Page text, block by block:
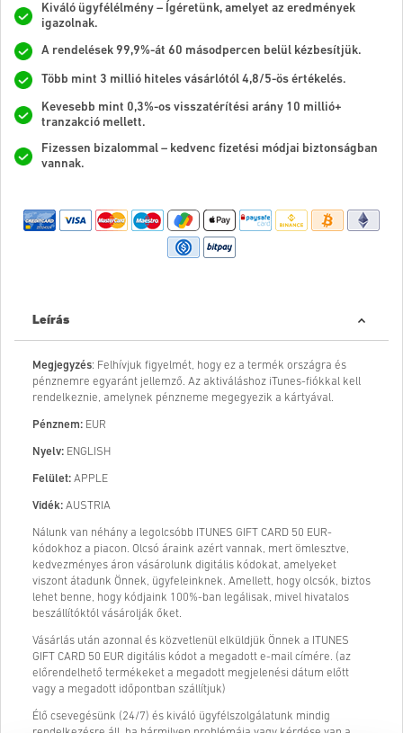
Kiváló ügyfélélmény – Ígéretünk, amelyet az eredmények
igazolnak.
A rendelések 99,9%-át 60 másodpercen belül kézbesítjük.
Több mint 3 millió hiteles vásárlótól 4,8/5-ös értékelés.
Kevesebb mint 0,3%-os visszatérítési arány 10 millió+
tranzakció mellett.
Fizessen bizalommal – kedvenc fizetési módjai biztonságban
vannak.
Leírás
Megjegyzés: Felhívjuk figyelmét, hogy ez a termék országra és
pénznemre egyaránt jellemző. Az aktiváláshoz iTunes-fiókkal kell
rendelkeznie, amelynek pénzneme megegyezik a kártyával.
Pénznem: EUR
Nyelv: ENGLISH
Felület: APPLE
Vidék: AUSTRIA
Nálunk van néhány a legolcsóbb ITUNES GIFT CARD 50 EUR-
kódokhoz a piacon. Olcsó áraink azért vannak, mert ömlesztve,
kedvezményes áron vásárolunk digitális kódokat, amelyeket
viszont átadunk Önnek, ügyfeleinknek. Amellett, hogy olcsók, biztos
lehet benne, hogy kódjaink 100%-ban legálisak, mivel hivatalos
beszállítóktól vásárolják őket.
Vásárlás után azonnal és közvetlenül elküldjük Önnek a ITUNES
GIFT CARD 50 EUR digitális kódot a megadott e-mail címére. (az
előrendelhető termékeket a megadott megjelenési dátum előtt
vagy a megadott időpontban szállítjuk)
Élő csevegésünk (24/7) és kiváló ügyfélszolgálatunk mindig